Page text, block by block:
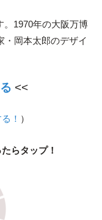
。1970年の大阪万博
・岡本太郎のデザイ
<<
！ ）
らタップ！